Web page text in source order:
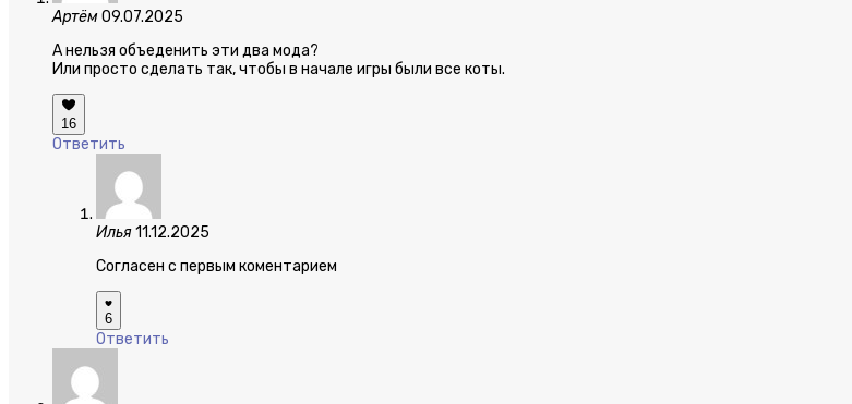
Артём09.07.2025
А нельзя объеденить эти два мода?
Или просто сделать так, чтобы в начале игры были все коты.
16
Ответить
Илья11.12.2025
Согласен с первым коментарием
6
Ответить